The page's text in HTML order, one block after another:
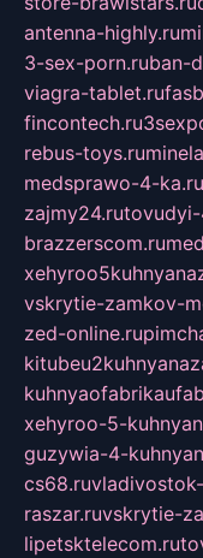
antenna-highly.ru
3-sex-porn.ruban-
viagra-tablet.ru
fincontech.ru
rebus-toys.ru
medsprawo-4-ka.ru
zajmy24.rutovudyi-
brazzerscom.ru
vskrytie-zamkov-
zed-online.ru
xehyroo-5-
guzywia-4-
cs68.ru
raszar.ruvskrytie-
lipetsktelecom.ru